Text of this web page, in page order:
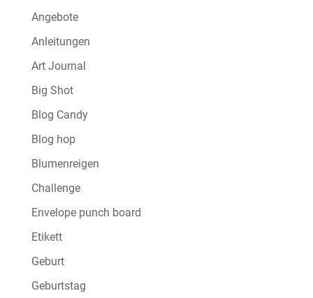
Angebote
Anleitungen
Art Journal
Big Shot
Blog Candy
Blog hop
Blumenreigen
Challenge
Envelope punch board
Etikett
Geburt
Geburtstag